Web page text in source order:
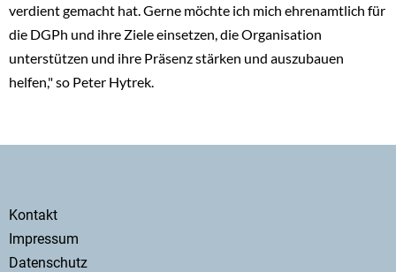
verdient gemacht hat. Gerne möchte ich mich ehrenamtlich für
die DGPh und ihre Ziele einsetzen, die Organisation
unterstützen und ihre Präsenz stärken und auszubauen
helfen," so Peter Hytrek.
Secondary
menu
Kontakt
Impressum
Datenschutz